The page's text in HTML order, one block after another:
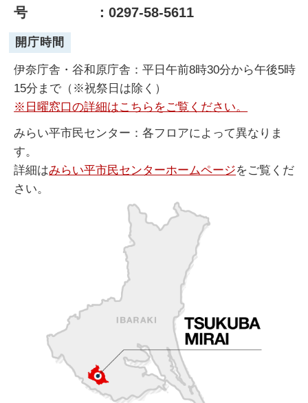
号
：0297-58-5611
開庁時間
伊奈庁舎・谷和原庁舎：平日午前8時30分から午後5時
15分まで（※祝祭日は除く）
※日曜窓口の詳細はこちらをご覧ください。
みらい平市民センター：各フロアによって異なりま
す。
詳細はみらい平市民センターホームページをご覧くだ
さい。